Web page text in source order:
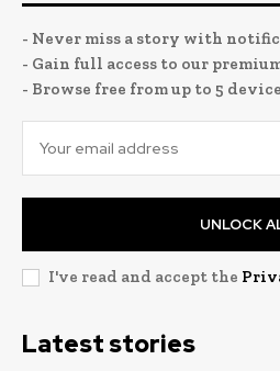
- Never miss a story with
- Gain full access to our
- Browse free from up to 5
UNLOCK
I've read and accept the
Latest stories